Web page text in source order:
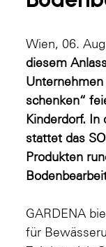
Wien, 06.
diesem
schenken“
Kinderdorf.
stattet das
Produkten
GARDENA
für